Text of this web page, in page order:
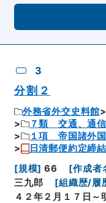
3
分割２
外務省外交史料館
７類 交通、通
１項 帝国諸外
日清郵便約定締
[規模] 66 [作成者
三九郎
[組織歴/履
４２年２月１７日～